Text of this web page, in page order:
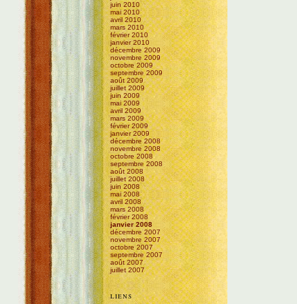
juin 2010
mai 2010
avril 2010
mars 2010
février 2010
janvier 2010
décembre 2009
novembre 2009
octobre 2009
septembre 2009
août 2009
juillet 2009
juin 2009
mai 2009
avril 2009
mars 2009
février 2009
janvier 2009
décembre 2008
novembre 2008
octobre 2008
septembre 2008
août 2008
juillet 2008
juin 2008
mai 2008
avril 2008
mars 2008
février 2008
janvier 2008
décembre 2007
novembre 2007
octobre 2007
septembre 2007
août 2007
juillet 2007
LIENS